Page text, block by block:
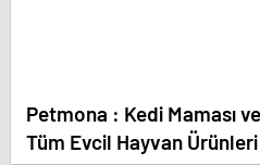
Petmona : Kedi Maması
Tüm Evcil Hayvan Ürünleri